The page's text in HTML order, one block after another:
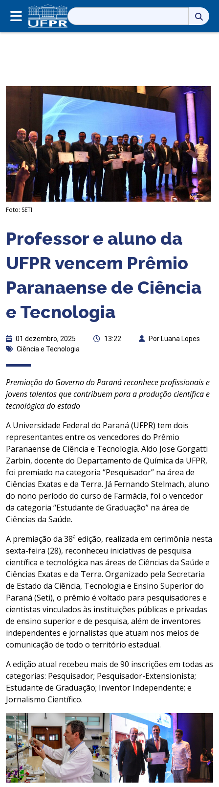
Pesquisar
por:
Foto: SETI
Professor e aluno da
UFPR vencem Prêmio
Paranaense de Ciência
e Tecnologia
01 dezembro, 2025 13:22
Por Luana Lopes
Ciência e Tecnologia
Premiação do Governo do Paraná reconhece profissionais e
jovens talentos que contribuem para a produção científica e
tecnológica do estado
A Universidade Federal do Paraná (UFPR) tem dois
representantes entre os vencedores do Prêmio
Paranaense de Ciência e Tecnologia. Aldo Jose Gorgatti
Zarbin, docente do Departamento de Química da UFPR,
foi premiado na categoria “Pesquisador” na área de
Ciências Exatas e da Terra. Já Fernando Stelmach, aluno
do nono período do curso de Farmácia, foi o vencedor
da categoria “Estudante de Graduação” na área de
Ciências da Saúde.
A premiação da 38ª edição, realizada em cerimônia nesta
sexta-feira (28), reconheceu iniciativas de pesquisa
científica e tecnológica nas áreas de Ciências da Saúde e
Ciências Exatas e da Terra. Organizado pela Secretaria
de Estado da Ciência, Tecnologia e Ensino Superior do
Paraná (Seti), o prêmio é voltado para pesquisadores e
cientistas vinculados às instituições públicas e privadas
de ensino superior e de pesquisa, além de inventores
independentes e jornalistas que atuam nos meios de
comunicação de todo o território estadual.
A edição atual recebeu mais de 90 inscrições em todas as
categorias: Pesquisador; Pesquisador-Extensionista;
Estudante de Graduação; Inventor Independente; e
Jornalismo Científico.